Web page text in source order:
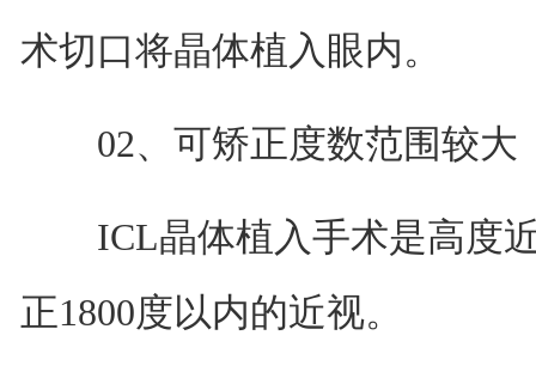
术切口将晶体植入眼内。
02、可矫正度数范围较大
ICL晶体植入手术是高度近
正1800度以内的近视。